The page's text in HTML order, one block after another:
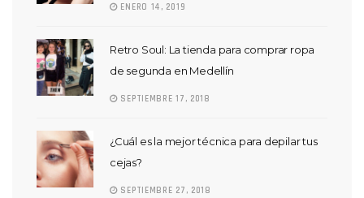
ENERO 14, 2019
Retro Soul: La tienda para comprar ropa
de segunda en Medellín
SEPTIEMBRE 17, 2018
¿Cuál es la mejor técnica para depilar tus
cejas?
SEPTIEMBRE 27, 2018